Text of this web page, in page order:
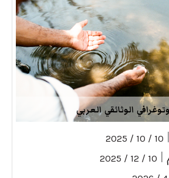
الوثائقي العربي
10 / 10 / 2025
10 / 12 / 2025